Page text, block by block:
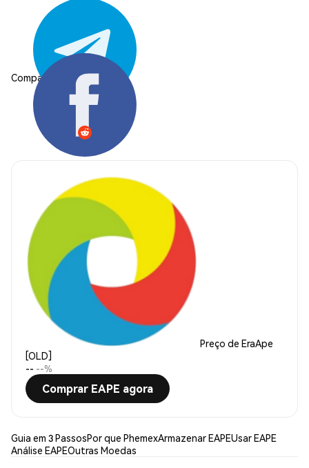
Compartilhar:
Preço de EraApe
[OLD]
-- --%
Comprar EAPE agora
Guia em 3 PassosPor que PhemexArmazenar EAPEUsar EAPE
Análise EAPEOutras Moedas